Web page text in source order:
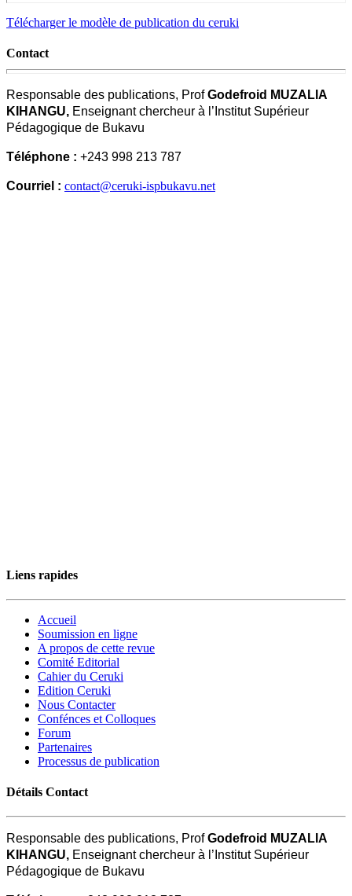
Télécharger le modèle de publication du ceruki
Contact
Responsable des publications, ProfGodefroid MUZALIA
KIHANGU, Enseignant chercheur à l’Institut Supérieur
Pédagogique de Bukavu
Téléphone : +243 998 213 787
Courriel : contact@ceruki-ispbukavu.net
Liens rapides
Accueil
Soumission en ligne
A propos de cette revue
Comité Editorial
Cahier du Ceruki
Edition Ceruki
Nous Contacter
Confénces et Colloques
Forum
Partenaires
Processus de publication
Détails Contact
Responsable des publications, ProfGodefroid MUZALIA
KIHANGU, Enseignant chercheur à l’Institut Supérieur
Pédagogique de Bukavu